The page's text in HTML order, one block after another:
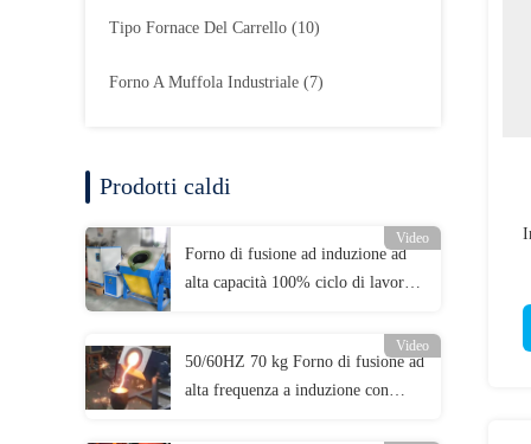
Tipo Fornace Del Carrello (10)
Forno A Muffola Industriale (7)
Prodotti caldi
Video
Forno di fusione ad induzione ad
alta capacità 100% ciclo di lavoro
Video
50/60HZ 70 kg Forno di fusione ad
alta frequenza a induzione con